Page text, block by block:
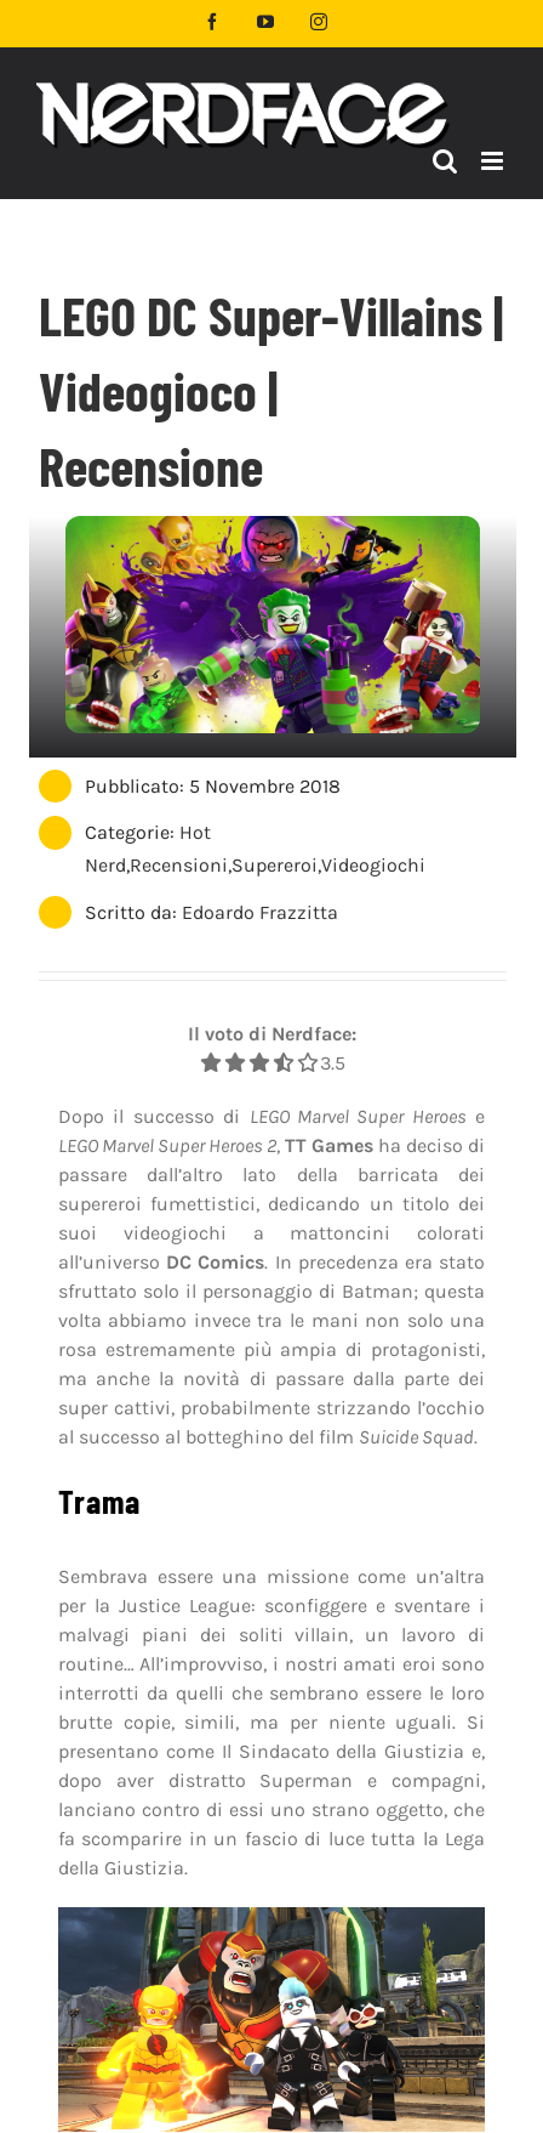
al
FacebookYouTubeInstagram
LEGO DC Super-Villains |
Videogioco |
Recensione
Pubblicato: 5 Novembre 2018
Categorie: Hot
Nerd,Recensioni,Supereroi,Videogiochi
Scritto da: Edoardo Frazzitta
Il voto di Nerdface:
3.5
Dopo il successo di LEGO Marvel Super Heroes e
LEGO Marvel Super Heroes 2,TT Games ha deciso di
passare dall’altro lato della barricata dei
supereroi fumettistici, dedicando un titolo dei
suoi videogiochi a mattoncini colorati
all’universo DC Comics. In precedenza era stato
sfruttato solo il personaggio di Batman; questa
volta abbiamo invece tra le mani non solo una
rosa estremamente più ampia di protagonisti,
ma anche la novità di passare dalla parte dei
super cattivi, probabilmente strizzando l’occhio
al successo al botteghino del film Suicide Squad.
Trama
Sembrava essere una missione come un’altra
per la Justice League: sconfiggere e sventare i
malvagi piani dei soliti villain, un lavoro di
routine… All’improvviso, i nostri amati eroi sono
interrotti da quelli che sembrano essere le loro
brutte copie, simili, ma per niente uguali. Si
presentano come Il Sindacato della Giustizia e,
dopo aver distratto Superman e compagni,
lanciano contro di essi uno strano oggetto, che
fa scomparire in un fascio di luce tutta la Lega
della Giustizia.